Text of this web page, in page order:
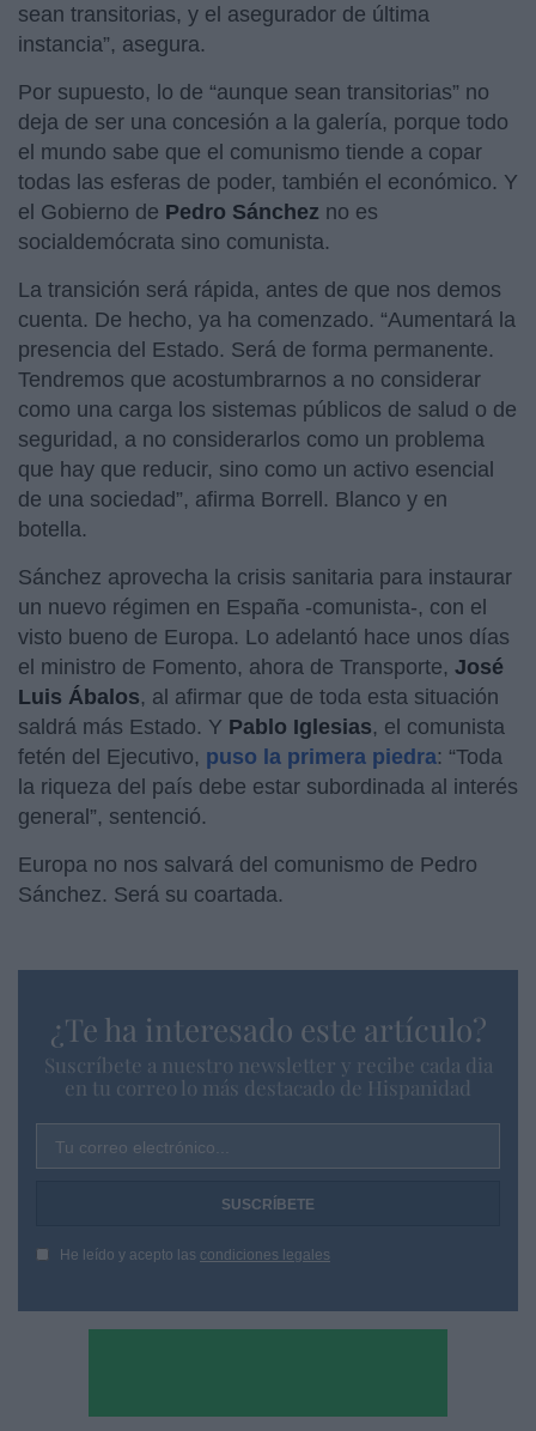
sean transitorias, y el asegurador de última
instancia”, asegura.
Por supuesto, lo de “aunque sean transitorias” no
deja de ser una concesión a la galería, porque todo
el mundo sabe que el comunismo tiende a copar
todas las esferas de poder, también el económico. Y
el Gobierno de Pedro Sánchez no es
socialdemócrata sino comunista.
La transición será rápida, antes de que nos demos
cuenta. De hecho, ya ha comenzado. “Aumentará la
presencia del Estado. Será de forma permanente.
Tendremos que acostumbrarnos a no considerar
como una carga los sistemas públicos de salud o de
seguridad, a no considerarlos como un problema
que hay que reducir, sino como un activo esencial
de una sociedad”, afirma Borrell. Blanco y en
botella.
Sánchez aprovecha la crisis sanitaria para instaurar
un nuevo régimen en España -comunista-, con el
visto bueno de Europa. Lo adelantó hace unos días
el ministro de Fomento, ahora de Transporte, José
Luis Ábalos, al afirmar que de toda esta situación
saldrá más Estado. Y Pablo Iglesias, el comunista
fetén del Ejecutivo, puso la primera piedra: “Toda
la riqueza del país debe estar subordinada al interés
general”, sentenció.
Europa no nos salvará del comunismo de Pedro
Sánchez. Será su coartada.
¿Te ha interesado este artículo?
Suscríbete a nuestro newsletter y recibe cada dia
en tu correo lo más destacado de Hispanidad
Tu correo electrónico...
He leído y acepto las condiciones legales